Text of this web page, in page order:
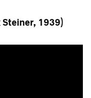
Steiner, 1939)